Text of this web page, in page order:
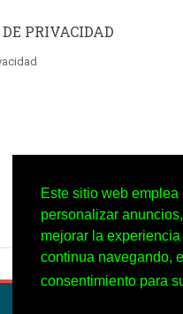
Este sitio web emplea
personalizar
mejorar la
continua navegando,
consentimiento para
PRIVACIDAD